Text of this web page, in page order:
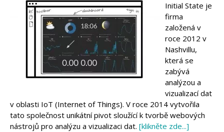
Initial State je
firma
založená v
roce 2012 v
Nashvillu,
která se
zabývá
analýzou a
vizualizací dat
v oblasti IoT (Internet of Things). V roce 2014 vytvořila
tato společnost unikátní pivot sloužící k tvorbě webových
nástrojů pro analýzu a vizualizaci dat. [klikněte zde...]